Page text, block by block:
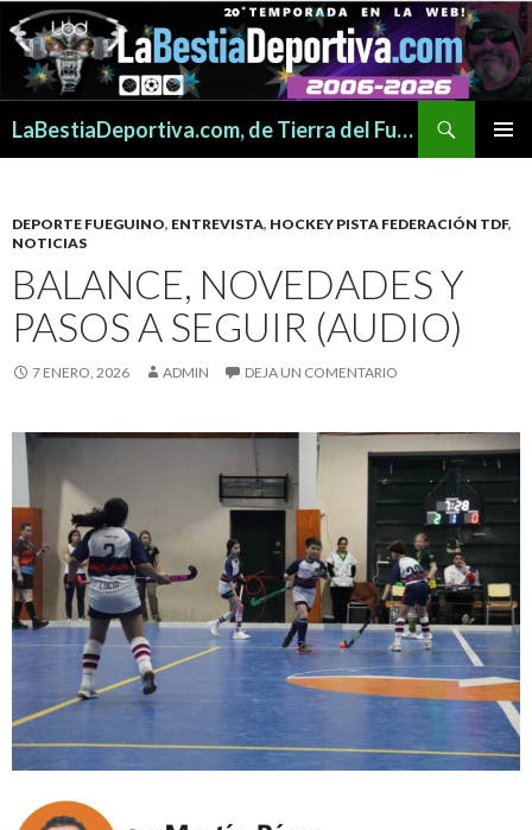
LaBestiaDeportiva.com, de Tierra del Fuego para todo el mundo
DEPORTE FUEGUINO, ENTREVISTA, HOCKEY PISTA FEDERACIÓN TDF,
NOTICIAS
BALANCE, NOVEDADES Y
PASOS A SEGUIR (AUDIO)
7 ENERO, 2026 ADMIN DEJA UN COMENTARIO